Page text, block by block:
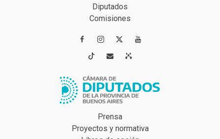
Diputados
Comisiones
 
 
Prensa
Proyectos y normativa